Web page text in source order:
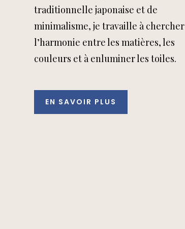
traditionnelle japonaise et de
minimalisme, je travaille à chercher
l’harmonie entre les matières, les
couleurs et à enluminer les toiles.
EN SAVOIR PLUS